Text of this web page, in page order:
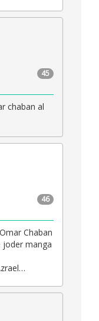
45
chaban al
46
Chaban
joder manga